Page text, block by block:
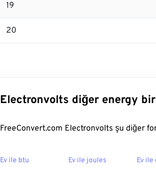
19
20
Electronvolts diğer energy
FreeConvert.com Electronvolts şu diğer
Ev ile btu Ev ile joules Ev